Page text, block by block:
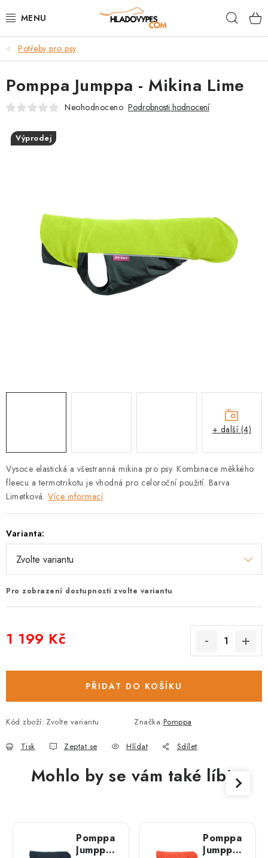
na
POTŘEBY PRO PSY
TAMI PŘEPRAVNÍ BOXY
SPORT SE PSEM
BACK ON TRACK
ZNAČKY
PRODEJNA
O nás Kontakty
Doprava a platba
Zásady použivání souboru cookies
Hodnocení obchodu
FAQ
Potřeby pro psy
Vysoce elastická a všestranná mikina pro psy. Kombinace měkkého
fleecu a termotrikotu je vhodná pro celoroční použití. Barva
Limetková. Více informací
Varianta:
Pro zobrazení dostupnosti zvolte variantu
1 199 Kč
PŘIDAT DO KOŠÍKU
Kód zboží: Zvolte variantu Značka:Pomppa
Tisk Zeptat se Hlídat Sdílet
Pomppa Jumppa - Mikina Lime
Neohodnoceno Podrobnosti hodnocení
Výprodej
+ další (4)
Mohlo by se vám také líbit
Pomppa
Jumppa -
Pomppa
Jumppa -